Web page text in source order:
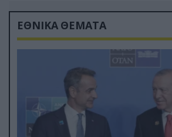
ΕΘΝΙΚΑ ΘΕΜΑΤΑ